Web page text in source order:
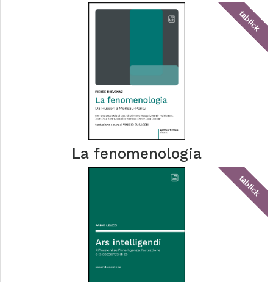
tablick
La fenomenologia
tablick